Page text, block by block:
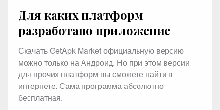
Для каких платформ
разработано приложение
Скачать GetApk Market официальную версию
можно только на Андроид. Но при этом версии
для прочих платформ вы сможете найти в
интернете. Сама программа абсолютно
бесплатная.